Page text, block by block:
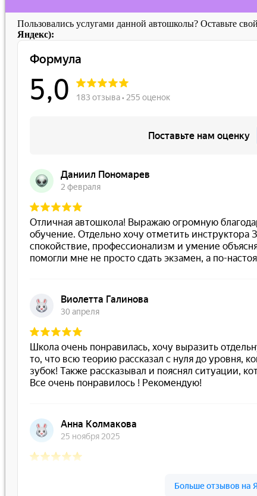
Пользовались услугами данной автошколы? Оставьте
Яндекс):